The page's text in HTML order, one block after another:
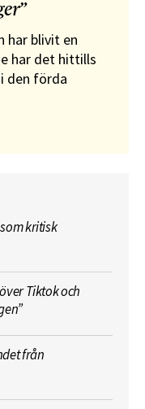
har blivit en
har det hittills
den förda
kritisk
Tiktok och
från